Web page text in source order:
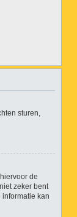
sturen,
de
zeker bent
kan